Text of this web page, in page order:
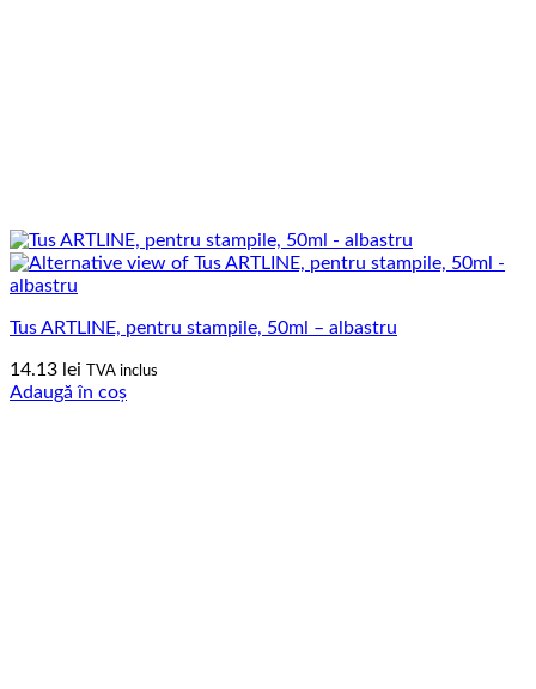
Tus ARTLINE, pentru stampile, 50ml – albastru
14.13 lei TVA inclus
Adaugă în coș